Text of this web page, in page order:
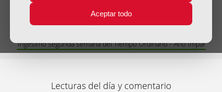
Aceptar todo
Evangelio del día
Trigésimo segunda semana del Tiempo Ordinario - Año Impar
Lecturas del día y comentario